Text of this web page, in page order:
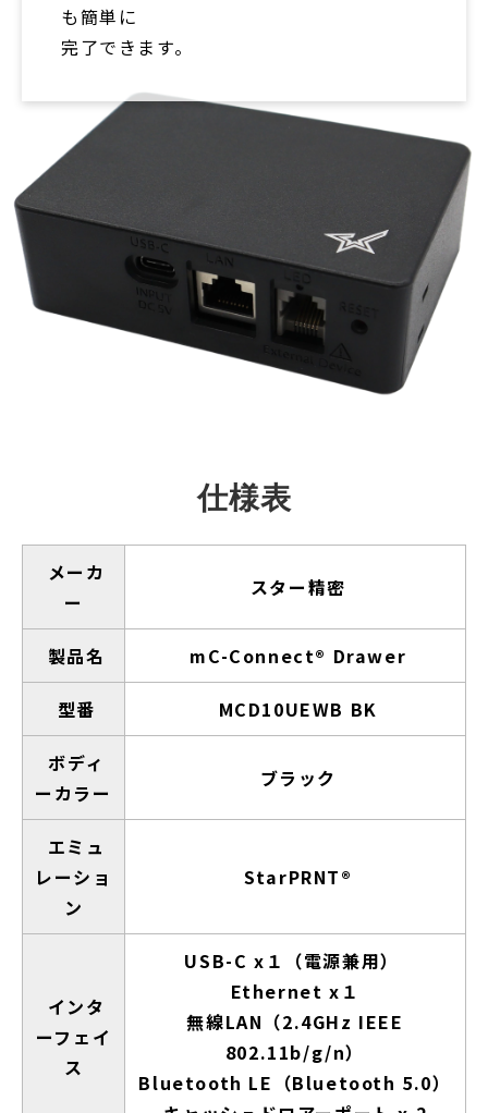
も簡単に
完了できます。
仕様表
メーカ
ー
スター精密
製品名 mC-Connect® Drawer
型番 MCD10UEWB BK
ボディ
ーカラー
ブラック
エミュ
レーショ
ン
StarPRNT®
インタ
ーフェイ
ス
USB-C x１（電源兼用）
Ethernet x１
無線LAN（2.4GHz IEEE
802.11b/g/n）
Bluetooth LE（Bluetooth 5.0）